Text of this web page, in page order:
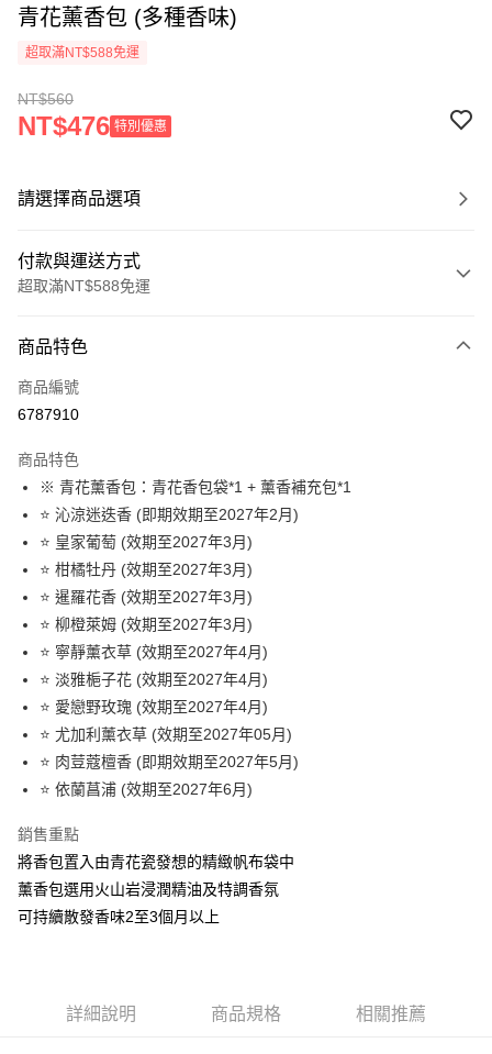
青花薰香包 (多種香味)
超取滿NT$588免運
NT$560
NT$476 特別優惠
請選擇商品選項
付款與運送方式
超取滿NT$588免運
信用卡一次付款
信用卡分期付款
合作金庫商業銀行
華南商業銀行
彰化商業銀行
上海商業儲蓄銀行
台北富邦商業銀行
國泰世華商業銀行
臺灣中小企業銀行
匯豐（台灣）商業銀行
聯邦商業銀行
元大商業銀行
玉山商業銀行
星展（台灣）商業銀行
台新國際商業銀行
中國信託商業銀行
台灣樂天信用卡公司
6 期 0 利率 每期
華南商業銀行
彰化商業銀行
上海商業儲蓄銀行
國泰世華商業銀行
臺灣中小企業銀行
匯豐（台灣）商業銀行
聯邦商業銀行
元大商業銀行
玉山商業銀行
星展（台灣）商業銀行
台新國際商業銀行
中國信託商業銀行
台灣樂天信用卡公司
超商取貨付款
LINE Pay
Apple Pay
街口支付
悠遊付
Google Pay
全盈+PAY
AFTEE先享後付
【關於「AFTEE先享後付」】
AFTEE先享後付是「在收到商品之後才付款」的支付方式。 讓您購物簡單
便利好安心！
２．便利：只要手機號碼，簡訊認證，即可結帳。
１．於結帳方式選擇「AFTEE先享後付」後，將跳轉至「AFTEE先享後付」
結帳頁面，進行簡訊認證並確認金額後，即可完成結帳。
ATM付款
運送方式
7-11取貨付款
商品特色
商品編號
6787910
商品特色
※ 青花薰香包：青花香包袋*1 + 薰香補充包*1
⭐️ 沁涼迷迭香 (即期效期至2027年2月)
⭐️ 皇家葡萄 (效期至2027年3月)
⭐️ 柑橘牡丹 (效期至2027年3月)
⭐️ 暹羅花香 (效期至2027年3月)
⭐️ 柳橙萊姆 (效期至2027年3月)
⭐️ 寧靜薰衣草 (效期至2027年4月)
⭐️ 淡雅梔子花 (效期至2027年4月)
⭐️ 愛戀野玫瑰 (效期至2027年4月)
⭐️ 尤加利薰衣草 (效期至2027年05月)
⭐️ 肉荳蔻檀香 (即期效期至2027年5月)
⭐️ 依蘭菖浦 (效期至2027年6月)
銷售重點
將香包置入由青花瓷發想的精緻帆布袋中
薰香包選用火山岩浸潤精油及特調香氛
可持續散發香味2至3個月以上
詳細說明 商品規格 相關推薦